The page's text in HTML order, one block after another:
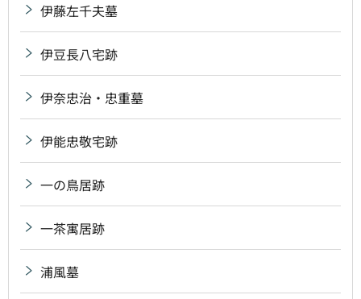
伊藤左千夫墓
伊豆長八宅跡
伊奈忠治・忠重墓
伊能忠敬宅跡
一の鳥居跡
一茶寓居跡
浦風墓